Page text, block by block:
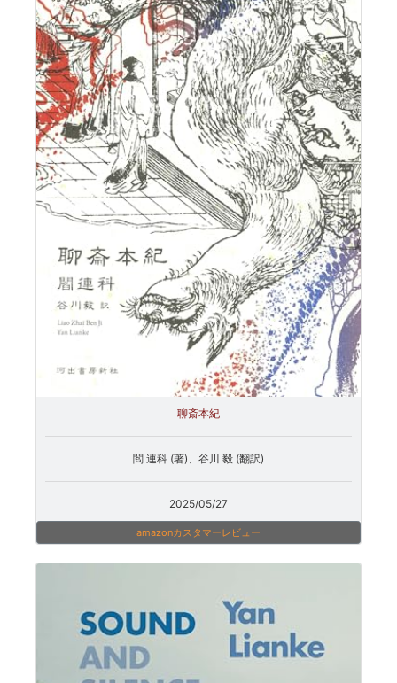
聊斎本紀
閻 連科 (著)、谷川 毅 (翻訳)
2025/05/27
amazonカスタマーレビュー